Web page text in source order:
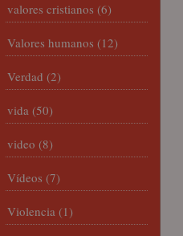
valores cristianos (6)
Valores humanos (12)
Verdad (2)
vida (50)
video (8)
Vídeos (7)
Violencia (1)